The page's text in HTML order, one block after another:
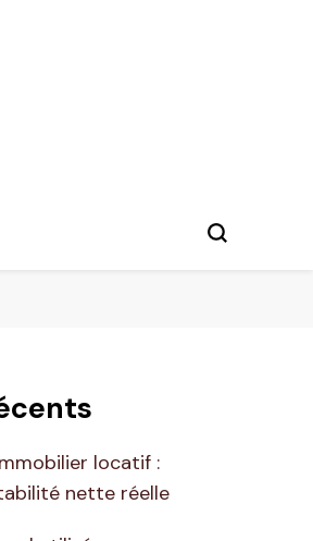
locatif :
nette réelle